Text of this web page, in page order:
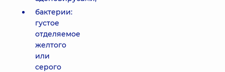
бактерии:
густое
отделяемое
желтого
или
серого